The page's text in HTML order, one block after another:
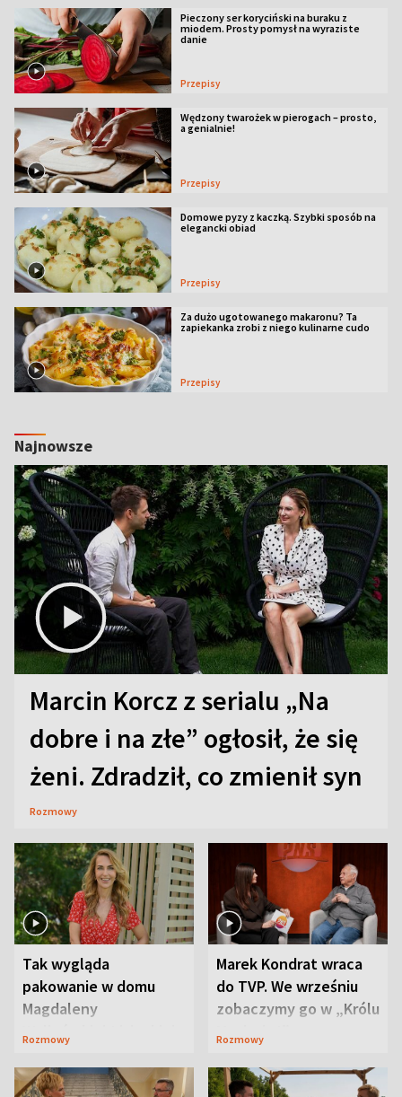
Pieczony ser koryciński na buraku z
miodem. Prosty pomysł na wyraziste
danie
Przepisy
Wędzony twarożek w pierogach – prosto,
a genialnie!
Przepisy
Domowe pyzy z kaczką. Szybki sposób na
elegancki obiad
Przepisy
Za dużo ugotowanego makaronu? Ta
zapiekanka zrobi z niego kulinarne cudo
Przepisy
Najnowsze
Marcin Korcz z serialu „Na
dobre i na złe” ogłosił, że się
żeni. Zdradził, co zmienił syn
Rozmowy
Tak wygląda
pakowanie w domu
Magdaleny
Waligórskiej-Lisieckiej.
Rozmowy
Marek Kondrat wraca
do TVP. We wrześniu
zobaczymy go w „Królu
Maciusiu I”
Rozmowy